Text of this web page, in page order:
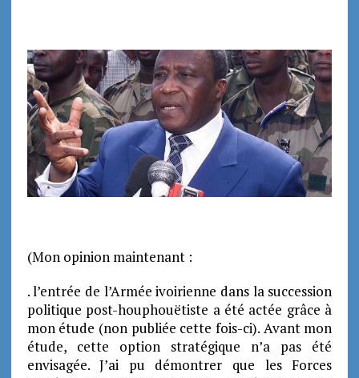
(Mon opinion maintenant :
. l’entrée de l’Armée ivoirienne dans la succession
politique post-houphouëtiste a été actée grâce à
mon étude (non publiée cette fois-ci). Avant mon
étude, cette option stratégique n’a pas été
envisagée. J’ai pu démontrer que les Forces